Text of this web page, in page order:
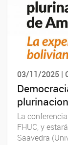
03/11/2025 |
La
FHUC, y
Saavedra